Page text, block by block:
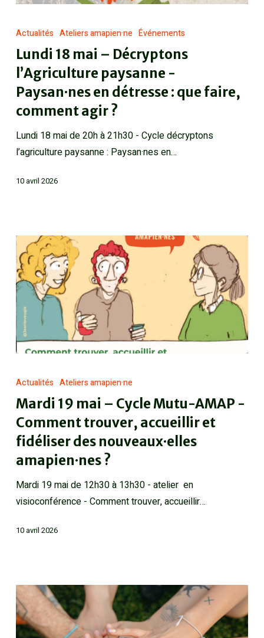
Actualités Ateliers amapien·ne Événements
Lundi 18 mai – Décryptons
l’Agriculture paysanne -
Paysan·nes en détresse : que faire,
comment agir ?
Lundi 18 mai de 20h à 21h30 - Cycle décryptons
l’agriculture paysanne : Paysan·nes en…
10 avril 2026
Actualités Ateliers amapien·ne
Mardi 19 mai – Cycle Mutu-AMAP -
Comment trouver, accueillir et
fidéliser des nouveaux·elles
amapien·nes ?
Mardi 19 mai de 12h30 à 13h30 - atelier en
visioconférence - Comment trouver, accueillir…
10 avril 2026